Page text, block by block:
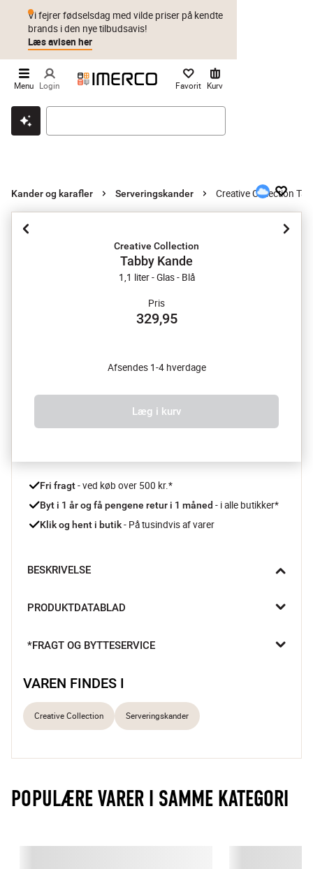
Klik & hent Byt i 1 år Prismatch
Vi fejrer fødselsdag med vilde priser på kendte
brands i den nye tilbudsavis!
Læs avisen her
Menu Login Favorit Kurv
Kander og karafler Serveringskander Creative Collection
Creative Collection
Tabby Kande
1,1 liter - Glas - Blå
Pris
329,95
Afsendes 1-4 hverdage
Læg i kurv
Fri fragt - ved køb over 500 kr.*
Byt i 1 år og få pengene retur i 1 måned - i alle butikker*
Klik og hent i butik - På tusindvis af varer
BESKRIVELSE
glaskande i en smuk blå nuance. Med sine fine bobler og let
Dekorativt design
PRODUKTDATABLAD
*FRAGT OG BYTTESERVICE
VAREN FINDES I
Creative Collection Serveringskander
POPULÆRE VARER I SAMME KATEGORI